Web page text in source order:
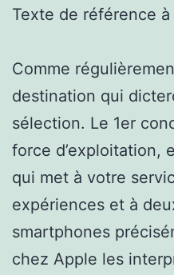
Texte de référence
Comme
destination qui
sélection. Le 1er
force d’exploitation,
qui met à votre
expériences et à
smartphones
chez Apple les